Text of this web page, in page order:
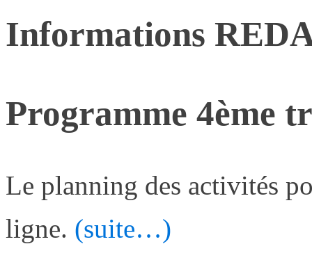
Informations
Programme 4ème
Le planning des activités
ligne. (suite…)